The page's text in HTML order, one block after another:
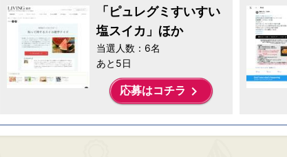
「ピュレグミすいすい
塩スイカ」ほか
当選人数：6名
あと5日
応募はコチラ keyboard_arrow_right